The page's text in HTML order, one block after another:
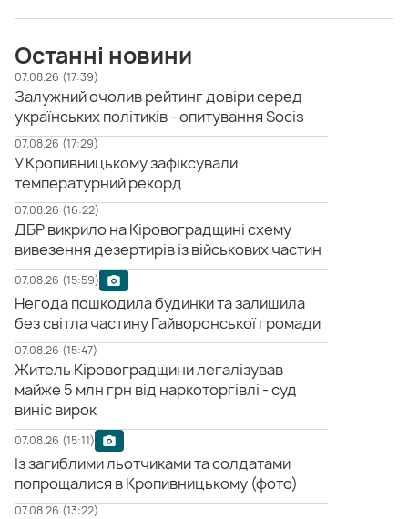
Останні новини
07.08.26 (17:39)
Залужний очолив рейтинг довіри серед
українських політиків - опитування Socis
07.08.26 (17:29)
У Кропивницькому зафіксували
температурний рекорд
07.08.26 (16:22)
ДБР викрило на Кіровоградщині схему
вивезення дезертирів із військових частин
07.08.26 (15:59)
Негода пошкодила будинки та залишила
без світла частину Гайворонської громади
07.08.26 (15:47)
Житель Кіровоградщини легалізував
майже 5 млн грн від наркоторгівлі - суд
виніс вирок
07.08.26 (15:11)
Із загиблими льотчиками та солдатами
попрощалися в Кропивницькому (фото)
07.08.26 (13:22)